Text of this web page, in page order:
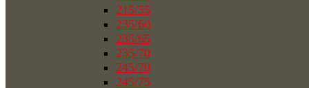
215/55
235/60
235/65
235/70
245/70
245/75